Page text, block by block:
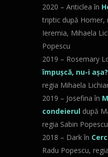
2020 – Anticlea în
triptic după Homer,
Ieremia, Mihaela
Popescu
2019 – Rosemary
împușcă, nu-i așa?
regia Mihaela
2019 – Josefina în
condeierul după
regia Sabin Popescu
2018 – Dark în
Radu Popescu,